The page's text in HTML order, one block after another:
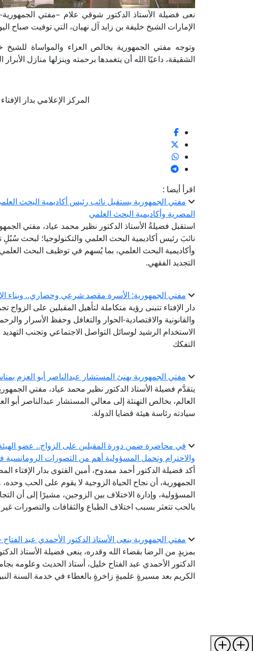
نعى فضيلة الأستاذ الدكتور شوقي علام –مفتي
الإمارات الشيخ خليفة بن زايد آل نهيان، التي توفيت صباح
وتوجه مفتي الجمهورية بخالص العزاء والمواساة
الشقيقة، داعيًا الله أن يتغمدها برحمته وينزلها منازل
المركز الإعلامي بدار الإفتاء
اقرأ أيضا :
مفتي الجمهورية يستقبل نائب رئيس أكاديمية البحث
المصرية وأكاديمية البحث العلمي
استقبل فضيلةُ الأستاذ الدكتور نظير محمد عياد، مفتي
نائبَ رئيس أكاديمية البحث العلمي والتكنولوجيا؛ لبحث سُبُلِ
وأكاديمية البحث العلمي، بما يُسهم في توظيف البحث
التجديد الفقهي.
مفتي الجمهورية: الأسرة مقصد شرعي وحضاري.. وبناء
دار الإفتاء تتبنى رؤية متكاملة لتأهيل المقبلين على الزواج
والقانونية والاقتصادية-الحوار والتغافل وحفظ الأسرار
الاستخدام الرشيد لوسائل التواصل الاجتماعي وتجنب
التفكك
مفتي الجمهورية يهنئ المستشار عبدالناصر أبو العزم
يتقدَّم فضيلة الأستاذ الدكتور نظير محمد عياد، مفتي
العالم، بخالص التهنئة إلى معالي المستشار عبدالناصر أبو
سيادته رئاسة هيئة قضايا الدولة.
في محاضرة ضمن دورة المقبلين على الزواج.. عضو الهيئة
والاحترام وتحمل المسؤولية أهم من التصورات الرومانسية
أكد فضيلة الدكتور أحمد ممدوح، أمين الفتوى بدار الإفتاء
الجمهورية، أن نجاح الحياة الزوجية لا يقوم على الحب وحده،
المسؤولية، وإدارة الاختلاف بين الزوجين، مشيرًا إلى أن
بالحب تتعثر بسبب اختلاف الطباع والثقافات والتصورات
مفتي الجمهورية ينعى الأستاذ الدكتور الأحمدي عبد
بمزيدٍ من الرضا بقضاء الله وقدره، ينعى فضيلة الأستاذ
الدكتور الأحمدي عبد الفتاح خليل، أستاذ الحديث وعلومه
الكريم بعد مسيرةٍ علميةٍ زاخرةٍ بالعطاء في خدمة السنة